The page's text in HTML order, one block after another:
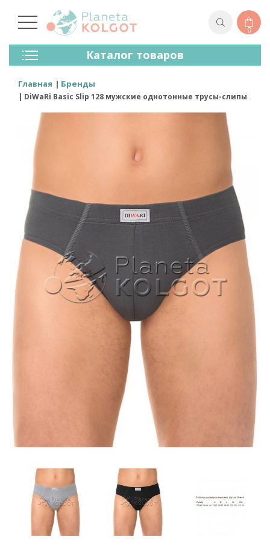
0
Каталог товаров
Колготки
Чулки
Лосины (леггинсы)
Спортивная Одежда
Для Мужчин
Для Детей
Главная Бренды
DiWaRi Basic Slip 128 мужские однотонные трусы-слипы